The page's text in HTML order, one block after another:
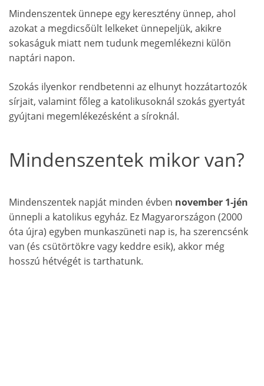
Mindenszentek ünnepe egy keresztény ünnep, ahol
azokat a megdicsőült lelkeket ünnepeljük, akikre
sokaságuk miatt nem tudunk megemlékezni külön
naptári napon.
Szokás ilyenkor rendbetenni az elhunyt hozzátartozók
sírjait, valamint főleg a katolikusoknál szokás gyertyát
gyújtani megemlékezésként a síroknál.
Mindenszentek mikor van?
Mindenszentek napját minden évben november 1-jén
ünnepli a katolikus egyház. Ez Magyarországon (2000
óta újra) egyben munkaszüneti nap is, ha szerencsénk
van (és csütörtökre vagy keddre esik), akkor még
hosszú hétvégét is tarthatunk.